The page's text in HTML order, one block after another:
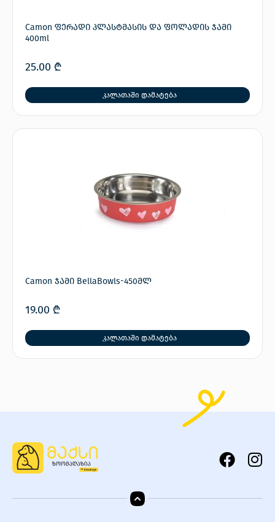
Camon ფერადი პლასტმასის და ფოლადის ჯამი
400ml
25.00 ₾
კალათაში დამატება
Camon ჯამი BellaBowls-450მლ
19.00 ₾
კალათაში დამატება